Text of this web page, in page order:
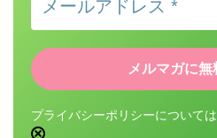
プライバシーポリシーについては